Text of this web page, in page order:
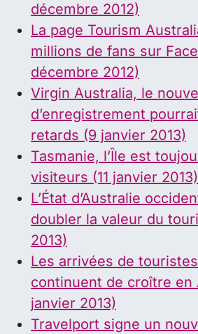
décembre 2012)
La page Tourism
millions de fans sur
décembre 2012)
Virgin Australia, le
d’enregistrement
retards (9 janvier 2013)
Tasmanie, l’Île est
visiteurs (11 janvier 2013)
L’État d’Australie
doubler la valeur du
2013)
Les arrivées de
continuent de croître en
janvier 2013)
Travelport signe un